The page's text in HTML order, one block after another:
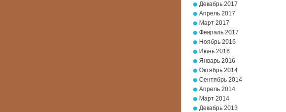
Декабрь 2017
Апрель 2017
Март 2017
Февраль 2017
Ноябрь 2016
Июнь 2016
Январь 2016
Октябрь 2014
Сентябрь 2014
Апрель 2014
Март 2014
Декабрь 2013